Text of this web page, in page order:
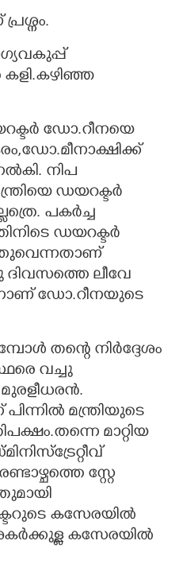
ഡോ.റീനയെ
നിപ
‌ഡയറക്ടർ
പകർച്ച
ഡയറക്ടർ
ലീവേ
ഡോ.റീനയുടെ
തന്റെ നിർദ്ദേശം
വച്ചു
മന്ത്രിയുടെ
മാറ്റിയ
സ്റ്റേ
കസേരയിൽ
കസേരയിൽ